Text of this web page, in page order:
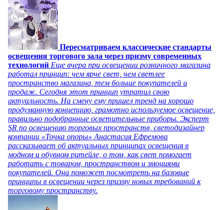
Пересматриваем классические стандарты
освещения торгового зала через призму современных
технологий Еще вчера при освещении розничного магазина
работал принцип: чем ярче свет, чем светлее
пространство магазина, тем больше покупателей и
продаж. Сегодня этот принцип утратил свою
актуальность. На смену ему пришел тренд на хорошо
продуманную концепцию, грамотно используемое освещение,
правильно подобранные осветительные приборы. Эксперт
SR по освещению торговых пространств, светодизайнер
компании «Точка опоры» Анастасия Ефремова
рассказывает об актуальных принципах освещения в
модном и обувном ритейле, о том, как свет помогает
работать с товаром, пространством и эмоциями
покупателей. Она поможет посмотреть на базовые
принципы в освещении через призму новых требований к
торговому пространству.